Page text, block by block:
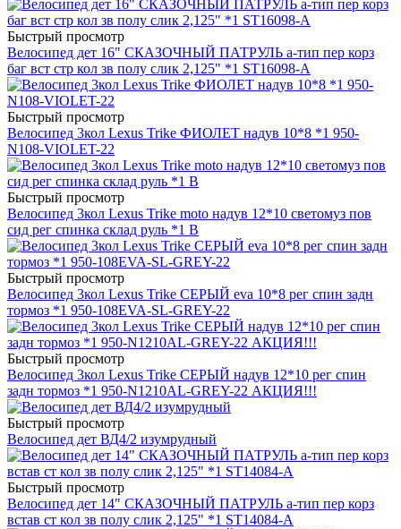
Быстрый просмотр
Велосипед дет 16" СКАЗОЧНЫЙ ПАТРУЛЬ a-тип пер корз
баг вст стр кол зв полу слик 2,125" *1 ST16098-A
Быстрый просмотр
Велосипед 3кол Lexus Trike ФИОЛЕТ надув 10*8 *1 950-
N108-VIOLET-22
Быстрый просмотр
Велосипед 3кол Lexus Trike moto надув 12*10 светомуз пов
сид рег спинка склад руль *1 В
Быстрый просмотр
Велосипед 3кол Lexus Trike СЕРЫЙ eva 10*8 рег спин задн
тормоз *1 950-108EVA-SL-GREY-22
Быстрый просмотр
Велосипед 3кол Lexus Trike СЕРЫЙ надув 12*10 рег спин
задн тормоз *1 950-N1210AL-GREY-22 АКЦИЯ!!!
Быстрый просмотр
Велосипед дет ВД4/2 изумрудный
Быстрый просмотр
Велосипед дет 14" СКАЗОЧНЫЙ ПАТРУЛЬ a-тип пер корз
встав ст кол зв полу слик 2,125" *1 ST14084-A